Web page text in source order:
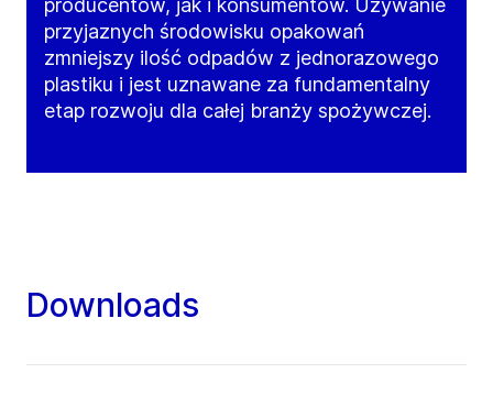
producentów, jak i konsumentów. Używanie
przyjaznych środowisku opakowań
zmniejszy ilość odpadów z jednorazowego
plastiku i jest uznawane za fundamentalny
etap rozwoju dla całej branży spożywczej.
Downloads